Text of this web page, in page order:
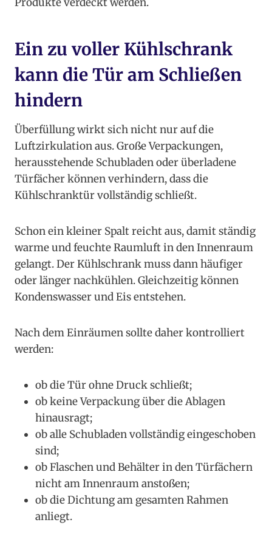
Ein zu voller Kühlschrank
kann die Tür am Schließen
hindern
Überfüllung wirkt sich nicht nur auf die
Luftzirkulation aus. Große Verpackungen,
herausstehende Schubladen oder überladene
Türfächer können verhindern, dass die
Kühlschranktür vollständig schließt.
Schon ein kleiner Spalt reicht aus, damit ständig
warme und feuchte Raumluft in den Innenraum
gelangt. Der Kühlschrank muss dann häufiger
oder länger nachkühlen. Gleichzeitig können
Kondenswasser und Eis entstehen.
Nach dem Einräumen sollte daher kontrolliert
werden:
ob die Tür ohne Druck schließt;
ob keine Verpackung über die Ablagen
hinausragt;
ob alle Schubladen vollständig eingeschoben
sind;
ob Flaschen und Behälter in den Türfächern
nicht am Innenraum anstoßen;
ob die Dichtung am gesamten Rahmen
anliegt.